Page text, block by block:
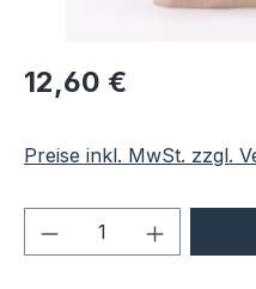
Regulärer Preis:
12,60 €
Preise inkl. MwSt. zzgl.
Produkt Anzahl: